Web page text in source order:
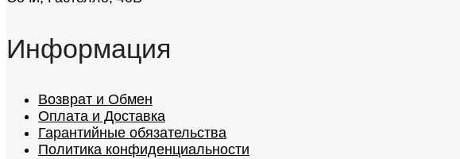
Информация
Возврат и Обмен
Оплата и Доставка
Гарантийные обязательства
Политика конфиденциальности